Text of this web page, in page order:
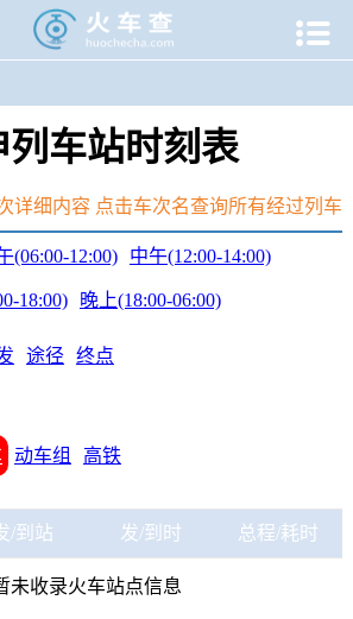

列车站时刻表
详细内容 点击车次名查询所有经过列车
(06:00-12:00) 中午(12:00-14:00)
18:00) 晚上(18:00-06:00)
途径 终点
动车组 高铁
/到站 发/到时 总程/耗时
未收录火车站点信息